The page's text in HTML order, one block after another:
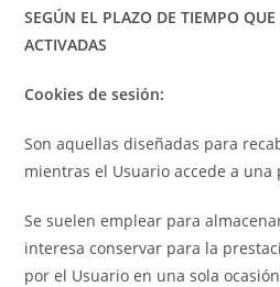
SEGÚN EL PLAZO DE TIEMPO
ACTIVADAS
Cookies de sesión:
Son aquellas diseñadas para
mientras el Usuario accede a una
Se suelen emplear para
interesa conservar para la
por el Usuario en una sola